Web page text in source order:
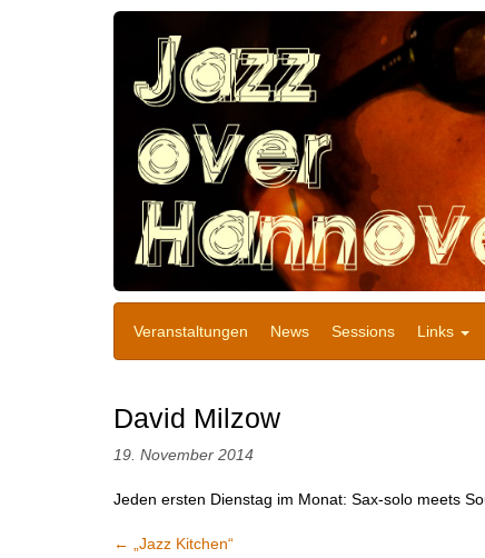
Veranstaltungen News Sessions Links
David Milzow
19. November 2014
Jeden ersten Dienstag im Monat: Sax-solo meets
← „Jazz Kitchen“